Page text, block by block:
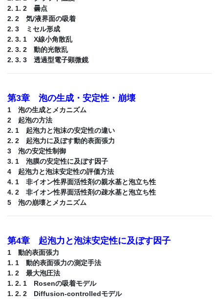
2. 1. 2 曇点
2. 2 気/液界面の吸着
2. 3 ミセル形成
2. 3. 1 X線小角散乱
2. 3. 2 動的光散乱
2. 3. 3 透過型電子顕微鏡
第3章 泡の生成・安定性・崩壊
1 泡の生成とメカニズム
2 起泡の方法
2. 1 起泡力と泡沫の安定性の違い
2. 2 起泡力に及ぼす動的表面張力
3 泡の安定性制御
3. 1 泡膜の安定性に及ぼす因子
4 起泡力と泡沫安定性の評価方法
4. 1 非イオン性界面活性剤の親水基と泡立ち性
4. 2 非イオン性界面活性剤の疎水基と泡立ち性
5 泡の崩壊とメカニズム
第4章 起泡力と泡沫安定性に及ぼす因子
1 動的表面張力
1. 1 動的表面張力の測定手法
1. 2 最大泡圧法
1. 2. 1 Rosenの吸着モデル
1. 2. 2 Diffusion-controlledモデル